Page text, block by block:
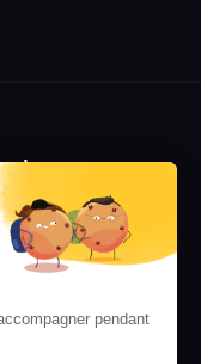
pendant
!
Play